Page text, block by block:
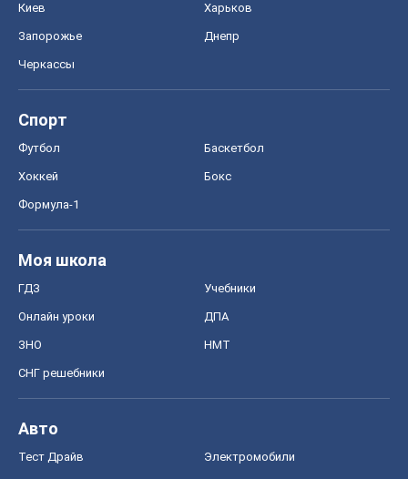
Киев Харьков
Запорожье Днепр
Черкассы
Спорт
Футбол Баскетбол
Хоккей Бокс
Формула-1
Моя школа
ГДЗ Учебники
Онлайн уроки ДПА
ЗНО НМТ
СНГ решебники
Авто
Тест Драйв Электромобили